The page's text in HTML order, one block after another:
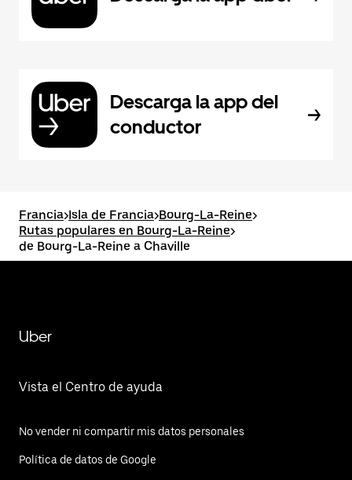
Descarga la app del
conductor
Francia>Isla de Francia>Bourg-La-Reine>
Rutas populares en Bourg-La-Reine>
de Bourg-La-Reine a Chaville
Uber
Vista el Centro de ayuda
No vender ni compartir mis datos personales
Política de datos de Google